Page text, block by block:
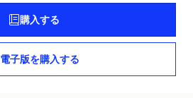
購入する
電子版を購入する